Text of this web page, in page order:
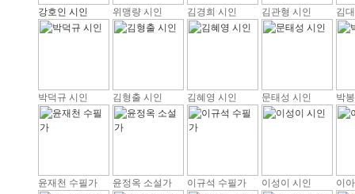
강호인 시인 위맹량 시인 김경희 시인 김관형 시인 김
박덕규 시인 김형출 시인 김혜영 시인 문태성 시인 박
윤재천 수필가 윤정옥 소설가 이규석 수필가 이성이 시인 이